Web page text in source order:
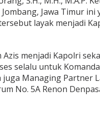
Jawa Timur
layak menjadi
menjadi Kapolri
selalu untuk
juga Managing Partner
No. 5A Renon